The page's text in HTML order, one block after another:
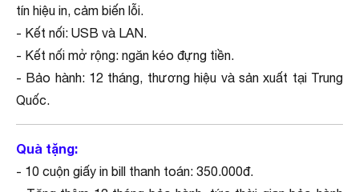
tín hiệu in, cảm biến lỗi.
- Kết nối: USB và LAN.
- Kết nối mở rộng: ngăn kéo đựng tiền.
- Bảo hành: 12 tháng, thương hiệu và sản xuất tại Trung
Quốc.
Quà tặng:
- 10 cuộn giấy in bill thanh toán: 350.000đ.